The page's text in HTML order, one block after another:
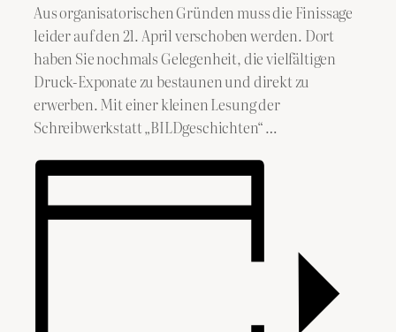
Aus organisatorischen Gründen muss die Finissage
leider auf den 21. April verschoben werden. Dort
haben Sie nochmals Gelegenheit, die vielfältigen
Druck-Exponate zu bestaunen und direkt zu
erwerben. Mit einer kleinen Lesung der
Schreibwerkstatt „BILDgeschichten“ …